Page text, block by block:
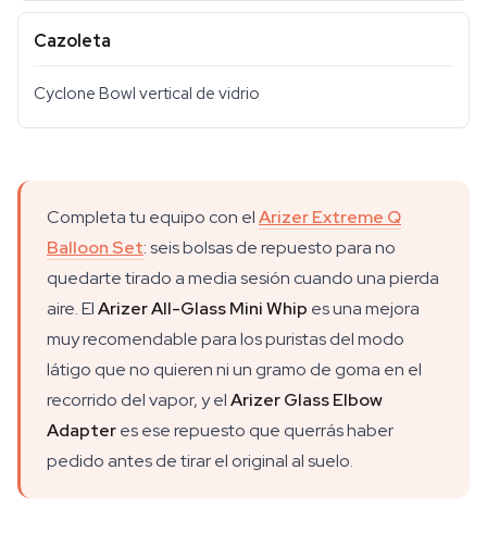
Cazoleta
Cyclone Bowl vertical de vidrio
Completa tu equipo con elArizer Extreme Q
Balloon Set: seis bolsas de repuesto para no
quedarte tirado a media sesión cuando una pierda
aire. ElArizer All-Glass Mini Whip es una mejora
muy recomendable para los puristas del modo
látigo que no quieren ni un gramo de goma en el
recorrido del vapor, y elArizer Glass Elbow
Adapteres ese repuesto que querrás haber
pedido antes de tirar el original al suelo.